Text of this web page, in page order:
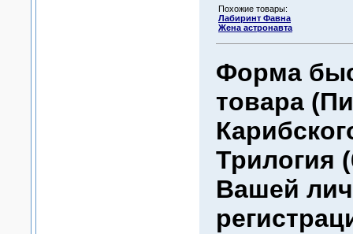
Похожие товары:
Лабиринт Фавна
Жена астронавта
Форма
товара
Трилогия
Вашей